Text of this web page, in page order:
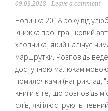
09.03.2018 Leave a comment
Новинка 2018 року від
книжка про іграшковий
хлопчика, який налічує
маршрутки. Розповідь
доступною малюкам
помилочками (наприклад,
книги є те, що розповідь
слів, які ілюструють